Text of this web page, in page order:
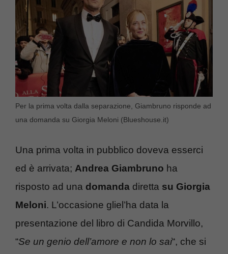
Per la prima volta dalla separazione, Giambruno risponde ad
una domanda su Giorgia Meloni (Blueshouse.it)
Una prima volta in pubblico doveva esserci
ed è arrivata; Andrea Giambruno ha
risposto ad una domanda diretta su Giorgia
Meloni. L’occasione gliel’ha data la
presentazione del libro di Candida Morvillo,
“Se un genio dell’amore e non lo sai“, che si